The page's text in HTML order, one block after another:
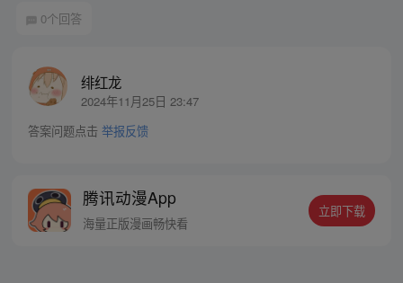
0个回答
绯红龙
2024年11月25日 23:47
答案问题点击 举报反馈
腾讯动漫App
海量正版漫画畅快看
立即下载